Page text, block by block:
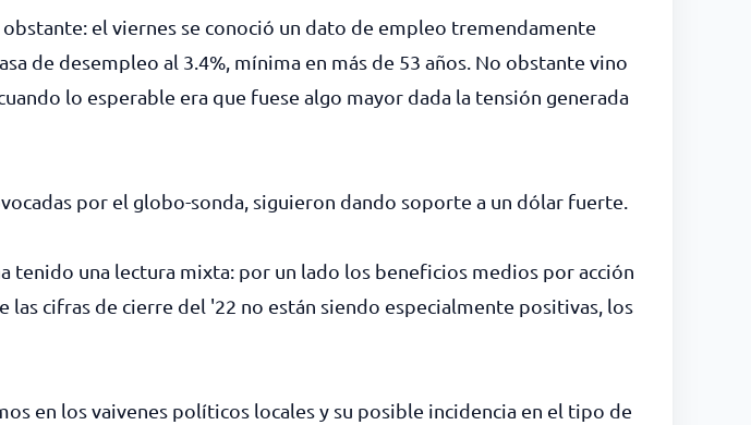
el viernes se conoció un dato de empleo tremendamente
de desempleo al 3.4%, mínima en más de 53 años. No obstante vino
lo esperable era que fuese algo mayor dada la tensión generada
por el globo-sonda, siguieron dando soporte a un dólar fuerte.
una lectura mixta: por un lado los beneficios medios por acción
las cifras de cierre del '22 no están siendo especialmente positivas, los
en los vaivenes políticos locales y su posible incidencia en el tipo de